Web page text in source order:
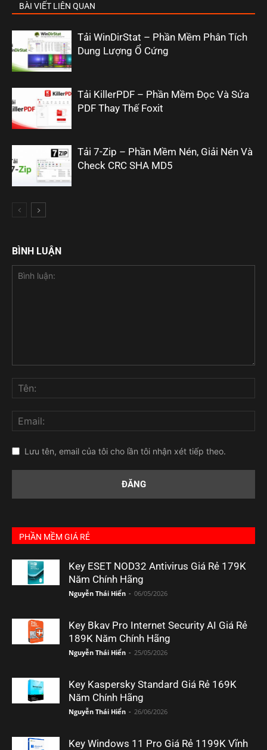
BÀI VIẾT LIÊN QUAN
Tải WinDirStat – Phần Mềm Phân Tích
Dung Lượng Ổ Cứng
Tải KillerPDF – Phần Mềm Đọc Và Sửa
PDF Thay Thế Foxit
Tải 7-Zip – Phần Mềm Nén, Giải Nén Và
Check CRC SHA MD5
BÌNH LUẬN
Lưu tên, email của tôi cho lần tôi nhận xét tiếp theo.
PHẦN MỀM GIÁ RẺ
Key ESET NOD32 Antivirus Giá Rẻ 179K
Năm Chính Hãng
Nguyễn Thái Hiển - 06/05/2026
Key Bkav Pro Internet Security AI Giá Rẻ
189K Năm Chính Hãng
Nguyễn Thái Hiển - 25/05/2026
Key Kaspersky Standard Giá Rẻ 169K
Năm Chính Hãng
Nguyễn Thái Hiển - 26/06/2026
Key Windows 11 Pro Giá Rẻ 1199K Vĩnh